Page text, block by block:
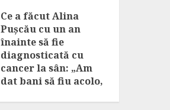
Ce a făcut Alina
Pușcău cu un an
înainte să fie
diagnosticată cu
cancer la sân: „Am
dat bani să fiu acolo,